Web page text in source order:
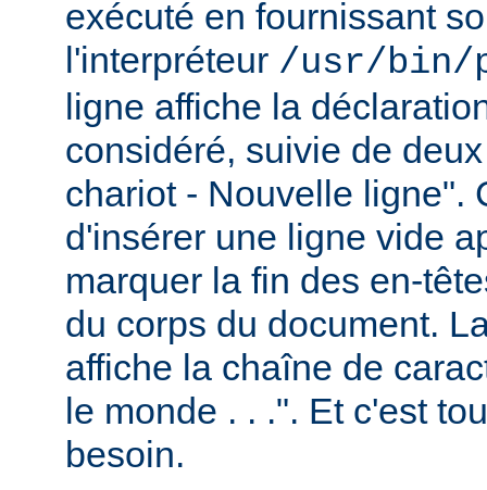
exécuté en fournissant
l'interpréteur /usr/bin/
ligne affiche la
considéré, suivie de
chariot - Nouvelle ligne".
d'insérer une ligne vide
marquer la fin des en-
du corps du document.
affiche la chaîne de
le monde . . .". Et c'est
besoin.